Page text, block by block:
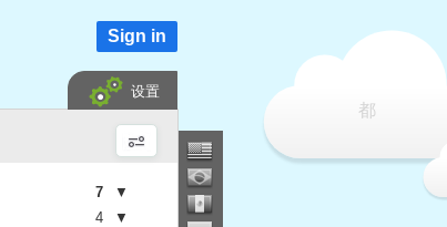
都
Sign in
设置
7
▼
4
▼